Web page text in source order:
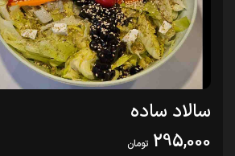
سالاد ساده
295,000 تومان